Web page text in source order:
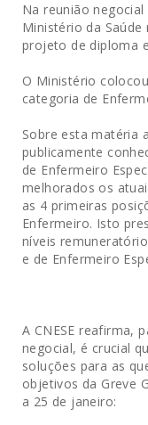
Na reunião
Ministério da
projeto de diploma
O Ministério
categoria de
Sobre esta matéria
publicamente
de Enfermeiro
melhorados os
as 4 primeiras
Enfermeiro. Isto
níveis
e de Enfermeiro
A CNESE reafirma,
negocial, é crucial
soluções para as
objetivos da Greve
a 25 de janeiro: